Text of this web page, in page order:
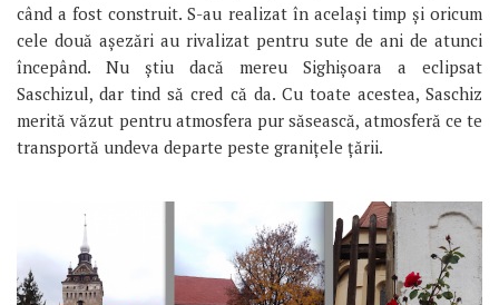
când a fost construit. S-au realizat în același timp și oricum
cele două așezări au rivalizat pentru sute de ani de atunci
începând. Nu știu dacă mereu Sighișoara a eclipsat
Saschizul, dar tind să cred că da. Cu toate acestea, Saschiz
merită văzut pentru atmosfera pur săsească, atmosferă ce te
transportă undeva departe peste granițele țării.